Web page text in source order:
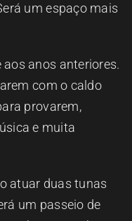
um espaço mais
anos anteriores.
com o caldo
provarem,
e muita
atuar duas tunas
um passeio de